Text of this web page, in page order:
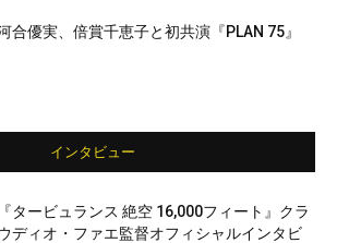
合優実、倍賞千恵子と初共演『PLAN 75』
インタビュー
『タービュランス 絶空 16,000フィート』クラ
ディオ・ファエ監督オフィシャルインタビ